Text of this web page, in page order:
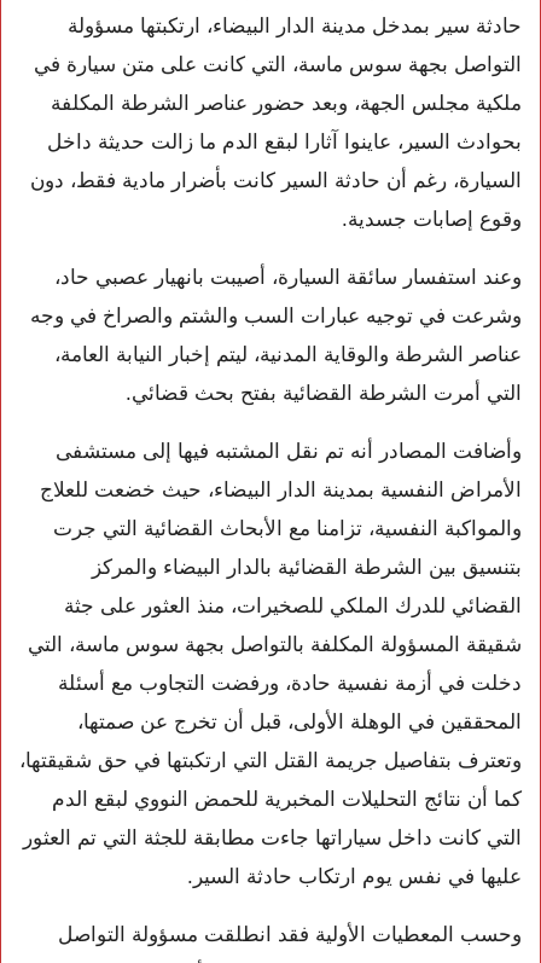
حادثة سير بمدخل مدينة الدار البيضاء، ارتكبتها مسؤولة
التواصل بجهة سوس ماسة، التي كانت على متن سيارة في
ملكية مجلس الجهة، وبعد حضور عناصر الشرطة المكلفة
بحوادث السير، عاينوا آثارا لبقع الدم ما زالت حديثة داخل
السيارة، رغم أن حادثة السير كانت بأضرار مادية فقط، دون
وقوع إصابات جسدية.
وعند استفسار سائقة السيارة، أصيبت بانهيار عصبي حاد،
وشرعت في توجيه عبارات السب والشتم والصراخ في وجه
عناصر الشرطة والوقاية المدنية، ليتم إخبار النيابة العامة،
التي أمرت الشرطة القضائية بفتح بحث قضائي.
وأضافت المصادر أنه تم نقل المشتبه فيها إلى مستشفى
الأمراض النفسية بمدينة الدار البيضاء، حيث خضعت للعلاج
والمواكبة النفسية، تزامنا مع الأبحاث القضائية التي جرت
بتنسيق بين الشرطة القضائية بالدار البيضاء والمركز
القضائي للدرك الملكي للصخيرات، منذ العثور على جثة
شقيقة المسؤولة المكلفة بالتواصل بجهة سوس ماسة، التي
دخلت في أزمة نفسية حادة، ورفضت التجاوب مع أسئلة
المحققين في الوهلة الأولى، قبل أن تخرج عن صمتها،
وتعترف بتفاصيل جريمة القتل التي ارتكبتها في حق شقيقتها،
كما أن نتائج التحليلات المخبرية للحمض النووي لبقع الدم
التي كانت داخل سياراتها جاءت مطابقة للجثة التي تم العثور
عليها في نفس يوم ارتكاب حادثة السير.
وحسب المعطيات الأولية فقد انطلقت مسؤولة التواصل